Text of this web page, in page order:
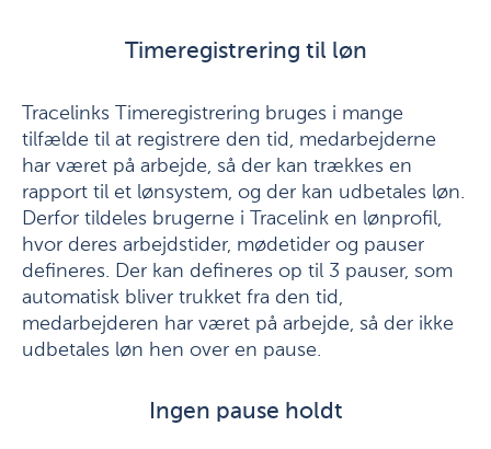
Timeregistrering til løn
Tracelinks Timeregistrering bruges i mange
tilfælde til at registrere den tid, medarbejderne
har været på arbejde, så der kan trækkes en
rapport til et lønsystem, og der kan udbetales løn.
Derfor tildeles brugerne i Tracelink en lønprofil,
hvor deres arbejdstider, mødetider og pauser
defineres. Der kan defineres op til 3 pauser, som
automatisk bliver trukket fra den tid,
medarbejderen har været på arbejde, så der ikke
udbetales løn hen over en pause.
Ingen pause holdt